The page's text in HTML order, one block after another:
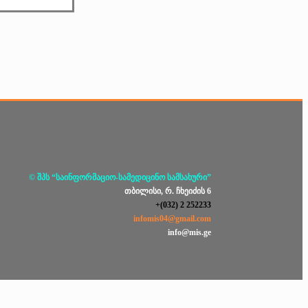
© შპს “საინფორმაციო-სამედიცინო სამსახური”
თბილისი, რ. ჩხეიძის 6
+(032) 2 252233
infomis04@gmail.com
info@mis.ge